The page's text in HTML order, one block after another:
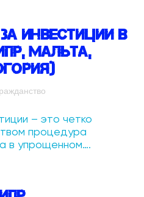
инвестиции в
Мальта,
– это четко
процедура
в упрощенном….